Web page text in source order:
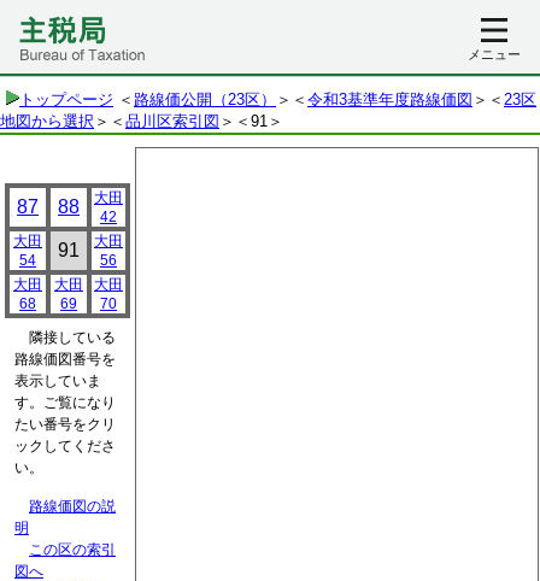
メニュー
トップページ ＜ 路線価公開（23区） ＞＜ 令和3基準年度路線価図 ＞＜ 23区
地図から選択 ＞＜ 品川区索引図 ＞ ＜91＞
87 88
大田
42
大田
54
91
大田
56
大田
68
大田
69
大田
70
隣接している
路線価図番号を
表示していま
す。ご覧になり
たい番号をクリ
ックしてくださ
い。
路線価図の説
明
この区の索引
図へ